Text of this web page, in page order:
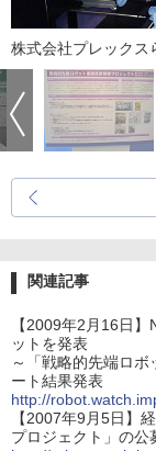
株式会社プレックス
関連記事
【2009年2月16日
ットを発表
～「戦略的先端ロ
ート結果発表
http://
【2007年9月5日】
プロジェクト」の公